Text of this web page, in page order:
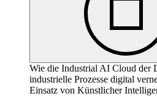
Wie die Industrial AI Cloud der
industrielle Prozesse digital
Einsatz von Künstlicher